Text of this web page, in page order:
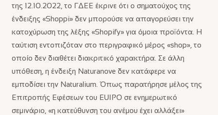
της 12.10.2022, το ΓΔΕΕ έκρινε ότι ο σηματούχος της
ένδειξης «Shoppi» δεν μπορούσε να απαγορεύσει την
κατοχύρωση της λέξης «Shopify» για όμοια προϊόντα. Η
ταύτιση εντοπιζόταν στο περιγραφικό μέρος «shop», το
οποίο δεν διαθέτει διακριτικό χαρακτήρα. Σε άλλη
υπόθεση, η ένδειξη Naturanove δεν κατάφερε να
εμποδίσει την Naturalium. Όπως παρατήρησε μέλος της
Επιτροπής Εφέσεων του EUIPO σε ενημερωτικό
σεμινάριο, «η κατεύθυνση του ανέμου έχει αλλάξει»